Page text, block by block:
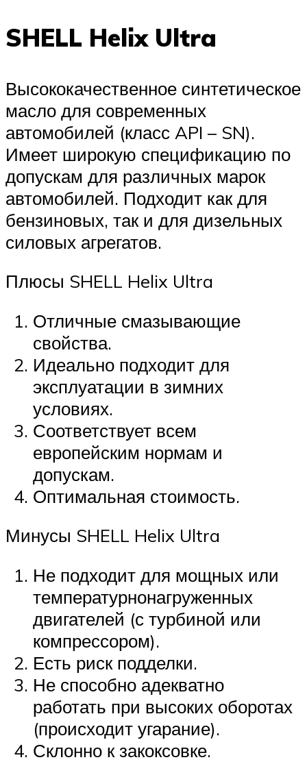
SHELL Helix Ultra
Высококачественное синтетическое
масло для современных
автомобилей (класс API – SN).
Имеет широкую спецификацию по
допускам для различных марок
автомобилей. Подходит как для
бензиновых, так и для дизельных
силовых агрегатов.
Плюсы SHELL Helix Ultra
Отличные смазывающие
свойства.
Идеально подходит для
эксплуатации в зимних
условиях.
Соответствует всем
европейским нормам и
допускам.
Оптимальная стоимость.
Минусы SHELL Helix Ultra
Не подходит для мощных или
температурнонагруженных
двигателей (с турбиной или
компрессором).
Есть риск подделки.
Не способно адекватно
работать при высоких оборотах
(происходит угарание).
Склонно к закоксовке.